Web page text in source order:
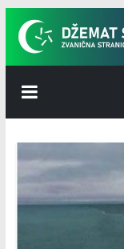
Skip
content
Džemat
Stari
Ilijaš